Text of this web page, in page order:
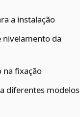
a instalação
nivelamento da
na fixação
diferentes modelos